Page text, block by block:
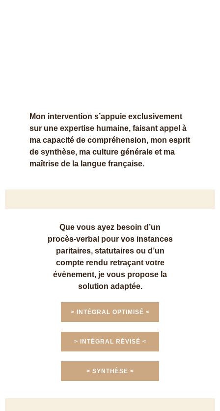
Mon intervention s’appuie exclusivement
sur une expertise humaine, faisant appel à
ma capacité de compréhension, mon esprit
de synthèse, ma culture générale et ma
maîtrise de la langue française.
Que vous ayez besoin d’un
procès-verbal pour vos instances
paritaires, statutaires ou d’un
compte rendu retraçant votre
évènement, je vous propose la
solution adaptée.
> INTÉGRAL OPTIMISÉ <
> INTÉGRAL RÉVISÉ <
> SYNTHÈSE <